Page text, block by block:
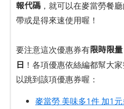
報代碼 ，就可以在麥當勞餐
帶或是得來速使用喔！
要注意這次優惠券有限時限量
日 ！各項優惠依絲編都幫大
以跳到該項優惠券喔：
麥當勞 美味多1件 加1